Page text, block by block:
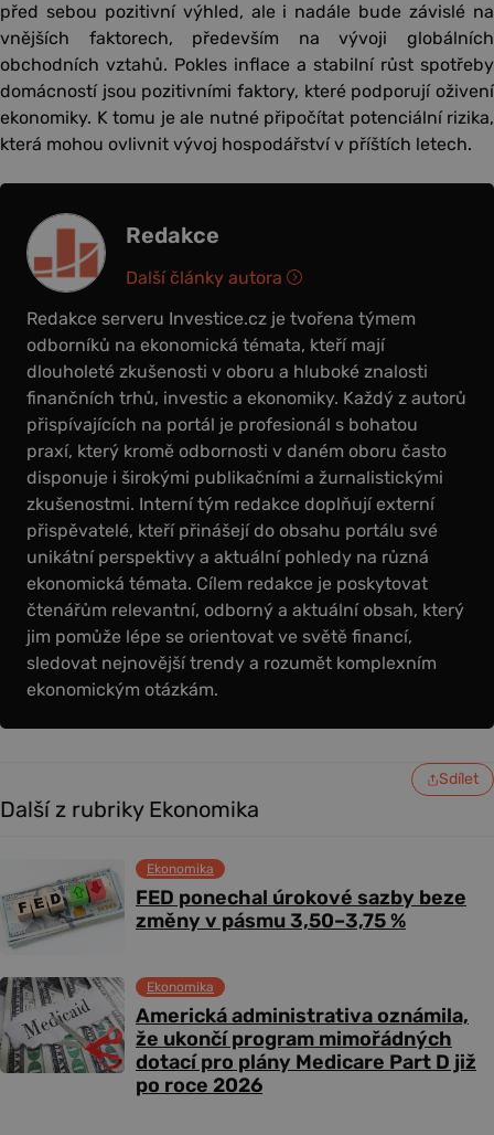
před sebou pozitivní výhled, ale i nadále bude závislé na
vnějších faktorech, především na vývoji globálních
obchodních vztahů. Pokles inflace a stabilní růst spotřeby
domácností jsou pozitivními faktory, které podporují oživení
ekonomiky. K tomu je ale nutné připočítat potenciální rizika,
která mohou ovlivnit vývoj hospodářství v příštích letech.
Redakce
Redakce serveru Investice.cz je tvořena týmem
odborníků na ekonomická témata, kteří mají
dlouholeté zkušenosti v oboru a hluboké znalosti
finančních trhů, investic a ekonomiky. Každý z autorů
přispívajících na portál je profesionál s bohatou
praxí, který kromě odbornosti v daném oboru často
disponuje i širokými publikačními a žurnalistickými
zkušenostmi. Interní tým redakce doplňují externí
přispěvatelé, kteří přinášejí do obsahu portálu své
unikátní perspektivy a aktuální pohledy na různá
ekonomická témata. Cílem redakce je poskytovat
čtenářům relevantní, odborný a aktuální obsah, který
jim pomůže lépe se orientovat ve světě financí,
sledovat nejnovější trendy a rozumět komplexním
ekonomickým otázkám.
Další články autora
Sdílet
Další z rubriky Ekonomika
FED ponechal úrokové sazby beze
změny v pásmu 3,50–3,75 %
Ekonomika
Americká administrativa oznámila,
že ukončí program mimořádných
dotací pro plány Medicare Part D již
po roce 2026
Ekonomika